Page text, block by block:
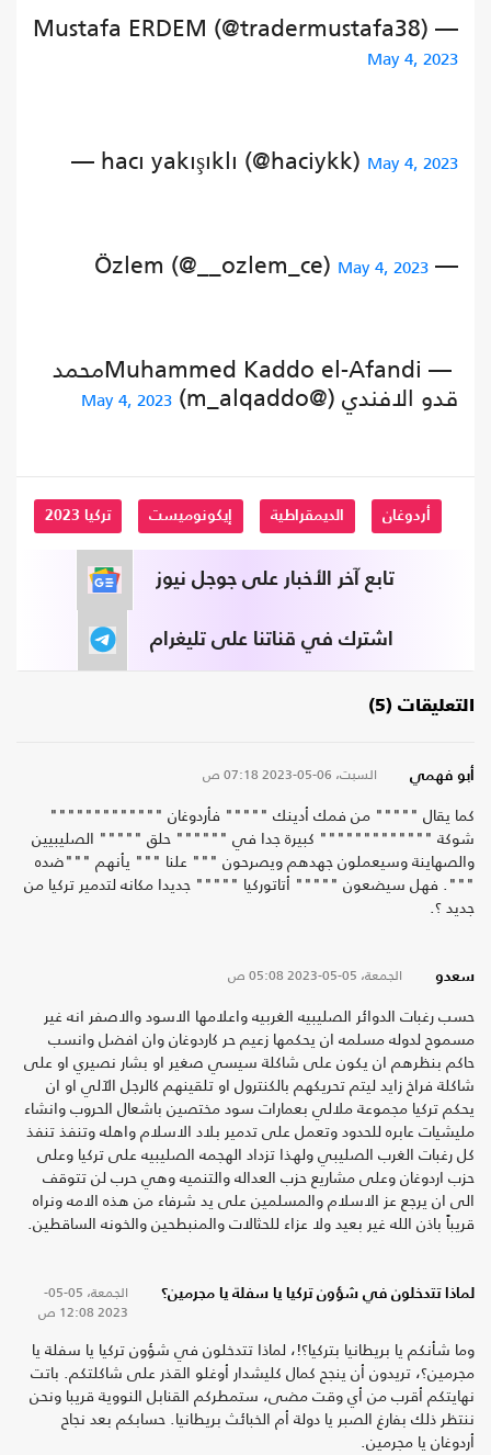
— Mustafa ERDEM (@tradermustafa38)
May 4, 2023
— hacı yakışıklı (@haciykk) May 4, 2023
— Özlem (@__ozlem_ce)
May 4, 2023
— Muhammed Kaddo el-Afandiمحمد
قدو الافندي (@m_alqaddo) May 4, 2023
أردوغان الديمقراطية إيكونوميست تركيا 2023
تابع آخر الأخبار على جوجل نيوز
اشترك في قناتنا على تليغرام
التعليقات (5)
أبو فهمي السبت، 06-05-2023 07:18 ص
كما يقال """"" من فمك أدينك """"" فأردوغان """""""""""""
شوكة """"""""""""" كبيرة جدا في """""" حلق """"" الصليبيين
والصهاينة وسيعملون جهدهم ويصرحون """ علنا """ يأنهم """ضده
""". فهل سيضعون """"" أتاتوركيا """"" جديدا مكانه لتدمير تركيا من
جديد ؟.
سعدو الجمعة، 05-05-2023 05:08 ص
حسب رغبات الدوائر الصليبيه الغربيه واعلامها الاسود والاصفر انه غير
مسموح لدوله مسلمه ان يحكمها زعيم حر كاردوغان وان افضل وانسب
حاكم بنظرهم ان يكون على شاكلة سيسي صغير او بشار نصيري او على
شاكلة فراخ زايد ليتم تحريكهم بالكنترول او تلقينهم كالرجل الآلي او ان
يحكم تركيا مجموعة ملالي بعمارات سود مختصين باشعال الحروب وانشاء
مليشيات عابره للحدود وتعمل على تدمير بلاد الاسلام واهله وتنفذ تنفذ
كل رغبات الغرب الصليبي ولهذا تزداد الهجمه الصليبيه على تركيا وعلى
حزب اردوغان وعلى مشاريع حزب العداله والتنميه وهي حرب لن تتوقف
الى ان يرجع عز الاسلام والمسلمين على يد شرفاء من هذه الامه ونراه
قريباً باذن الله غير بعيد ولا عزاء للحثالات والمنبطحين والخونه الساقطين.
لماذا تتدخلون في شؤون تركيا يا سفلة يا مجرمين؟
الجمعة، 05-05-
2023 12:08 ص
وما شأنكم يا بريطانيا بتركيا؟!، لماذا تتدخلون في شؤون تركيا يا سفلة يا
مجرمين؟، تريدون أن ينجح كمال كليشدار أوغلو القذر على شاكلتكم. باتت
نهايتكم أقرب من أي وقت مضى، ستمطركم القنابل النووية قريبا ونحن
ننتظر ذلك بفارغ الصبر يا دولة أم الخبائث بريطانيا. حسابكم بعد نجاح
أردوغان يا مجرمين.